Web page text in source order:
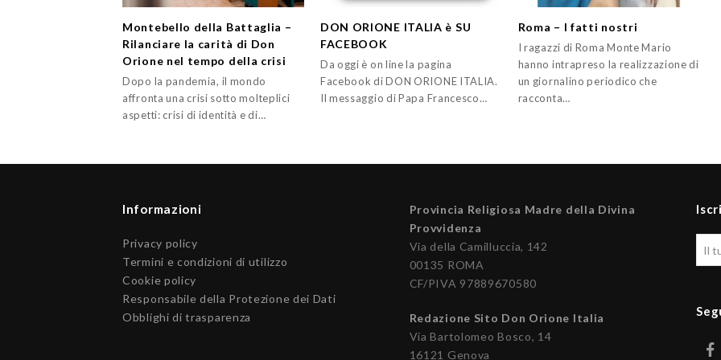
Montebello della Battaglia –
Rilanciare la carità di Don
Orione nel tempo della crisi
Dopo la pandemia, il mondo
affronta una crisi sotto molteplici
aspetti: crisi di identità e di…
DON ORIONE ITALIA è SU
FACEBOOK
Da oggi è on line la pagina
Facebook di DON ORIONE ITALIA.
Il messaggio di Papa Francesco…
Roma – I fatti nostri
I ragazzi di Roma Monte Mario
hanno intrapreso la realizzazione di
un giornalino periodico che
racconta…
Informazioni
Privacy policy
Termini e condizioni di utilizzo
Cookie policy
Responsabile della Protezione dei Dati
Obblighi di trasparenza
Provincia Religiosa Madre della Divina
Provvidenza
Via della Camilluccia, 142
00135 ROMA
CF/PIVA 97889670580
Redazione Sito Don Orione Italia
Via Bartolomeo Bosco, 14
16121 Genova